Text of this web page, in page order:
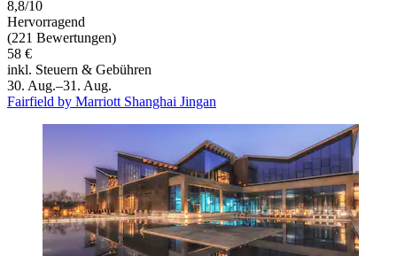
8,8/10
Hervorragend
(221 Bewertungen)
58 €
inkl. Steuern & Gebühren
30. Aug.–31. Aug.
Fairfield by Marriott Shanghai Jingan